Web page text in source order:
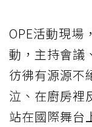
OPE活動現場
動，主持會議
彷彿有源源不
泣、在廚房裡
站在國際舞台